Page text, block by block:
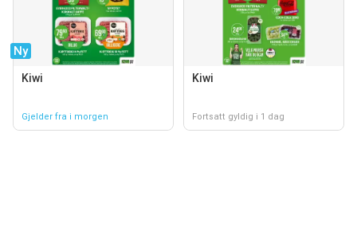
Ny
Kiwi
Gjelder fra i morgen
Kiwi
Fortsatt gyldig i 1 dag